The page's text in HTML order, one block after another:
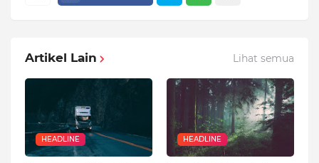
Artikel Lain Lihat semua
HEADLINE HEADLINE